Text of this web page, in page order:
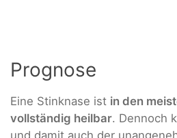
Prognose
Eine Stinknase ist in den
vollständig heilbar. Dennoch
und damit auch der